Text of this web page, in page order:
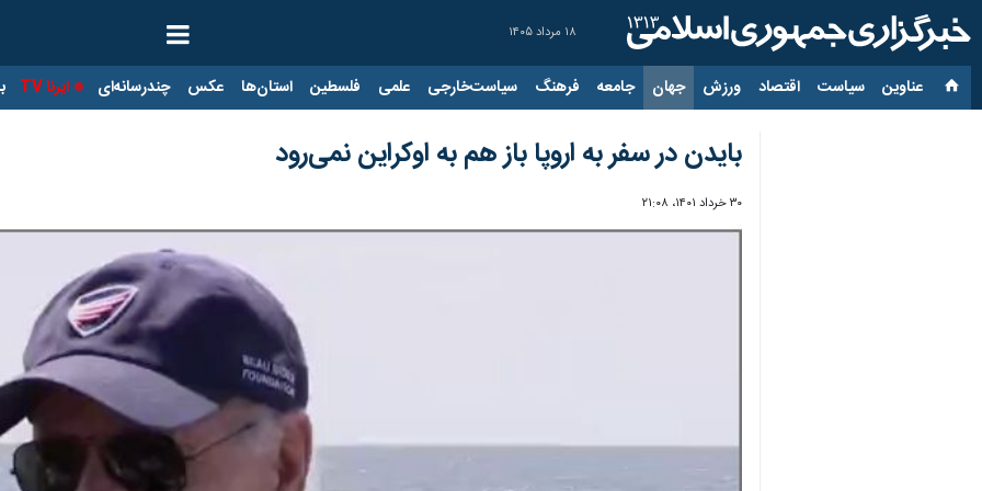
۱۸ مرداد ۱۴۰۵
عناوین‌ سیاست اقتصاد ورزش جهان جامعه فرهنگ سیاست‌خارجی علمی فلسطین استان‌ها عکس چندرسانه‌ای ایرنا TV
بایدن در سفر به اروپا باز هم به اوکراین نمی‌رود
۳۰ خرداد ۱۴۰۱، ۲۱:۰۸